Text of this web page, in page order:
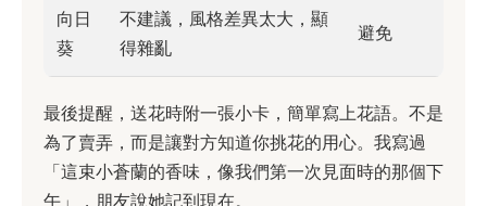
向日
葵
不建議，風格差異太大，顯
得雜亂
避免
最後提醒，送花時附一張小卡，簡單寫上花語。不是
為了賣弄，而是讓對方知道你挑花的用心。我寫過
「這束小蒼蘭的香味，像我們第一次見面時的那個下
午」，朋友說她記到現在。